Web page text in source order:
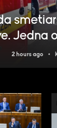
Jedna
2 hours ago